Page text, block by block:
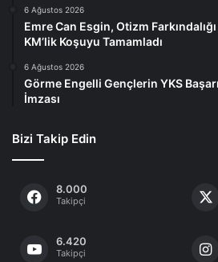
6 Ağustos 2026
Emre Can Esgin, Otizm
KM’lik Koşuyu Tamamladı
6 Ağustos 2026
Görme Engelli Gençlerin YKS
İmzası
Bizi Takip Edin
8.000
Takipçi
6.420
Takipçi